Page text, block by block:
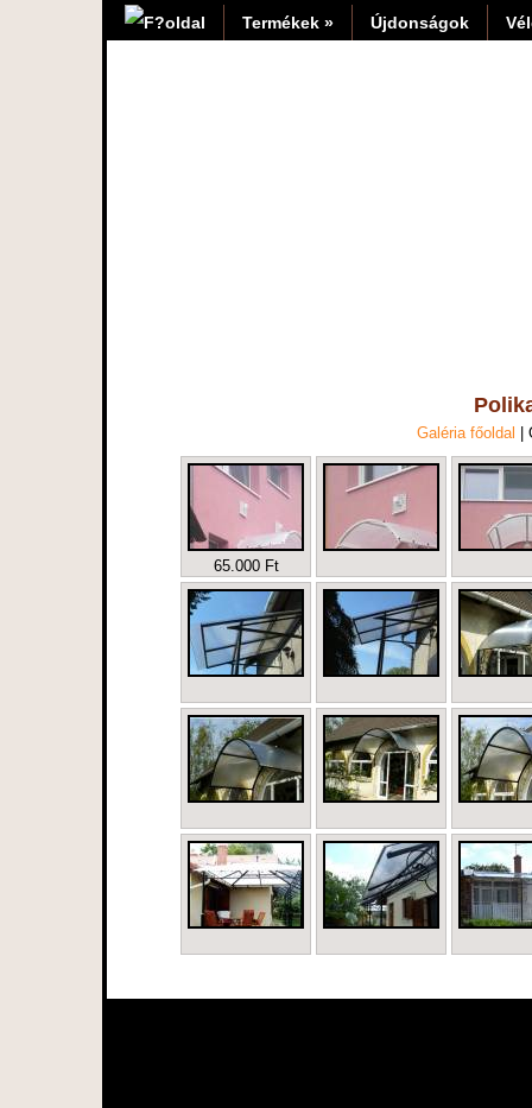
Termékek » Újdonságok
Galéria főoldal |
65.000 Ft